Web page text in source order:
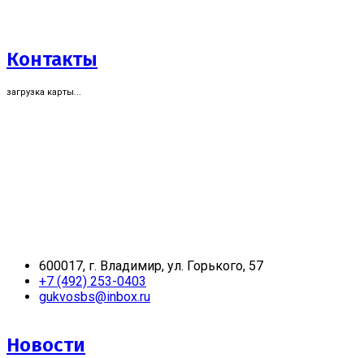
Контакты
загрузка карты...
600017, г. Владимир, ул. Горького, 57
+7 (492) 253-0403
gukvosbs@inbox.ru
Новости